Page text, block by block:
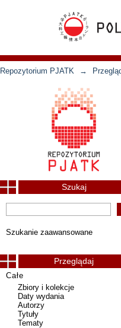
Repozytorium PJATK →
Szukaj
Szukanie zaawansowane
Przeglądaj
Całe
Zbiory i kolekcje
Daty wydania
Autorzy
Tytuły
Tematy